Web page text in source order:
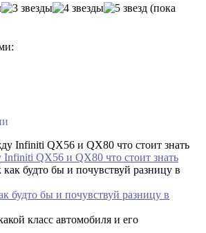
(пока
QX56 и QX80 что стоит знать
будто бы и почувствуй разницу в